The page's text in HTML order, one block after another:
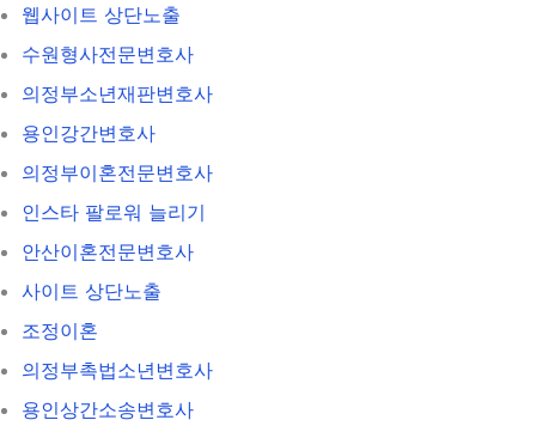
웹사이트 상단노출
수원형사전문변호사
의정부소년재판변호사
용인강간변호사
의정부이혼전문변호사
인스타 팔로워 늘리기
안산이혼전문변호사
사이트 상단노출
조정이혼
의정부촉법소년변호사
용인상간소송변호사